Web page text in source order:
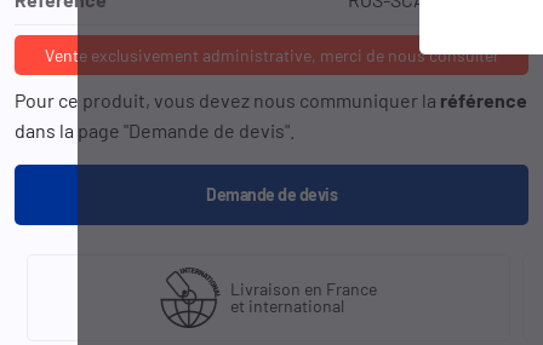
Vente exclusivement administrative, merci de nous consulter
Pour ce produit, vous devez nous communiquer la référence
dans la page "Demande de devis".
Demande de devis
Livraison en France
et international